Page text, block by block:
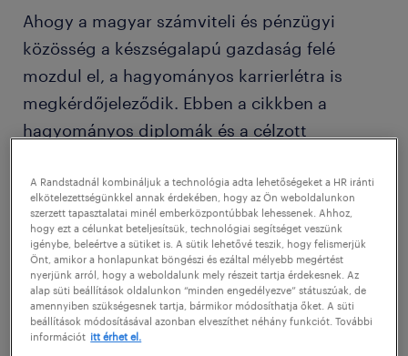
Ahogy a magyar számviteli és pénzügyi
közösség a készségalapú gazdaság felé
mozdul el, a hagyományos karrierlétra is
megkérdőjeleződik. Ebben a cikkben a
hagyományos diplomák és a célzott
nézzük meg, és elmondjuk, miért az
egymásra építhető szaktudás az új vezetői
standard 2026-ban.
releváns még az általános MBA a
specialisták piacán?
A Randstadnál kombináljuk a technológia adta lehetőségeket a HR iránti
elkötelezettségünkkel annak érdekében, hogy az Ön weboldalunkon
szerzett tapasztalatai minél emberközpontúbbak lehessenek. Ahhoz,
hogy ezt a célunkat beteljesítsük, technológiai segítséget veszünk
igénybe, beleértve a sütiket is. A sütik lehetővé teszik, hogy felismerjük
Önt, amikor a honlapunkat böngészi és ezáltal mélyebb megértést
nyerjünk arról, hogy a weboldalunk mely részeit tartja érdekesnek. Az
alap süti beállítások oldalunkon “minden engedélyezve” státuszúak, de
amennyiben szükségesnek tartja, bármikor módosíthatja őket. A süti
beállítások módosításával azonban elveszíthet néhány funkciót. További
információt itt érhet el.